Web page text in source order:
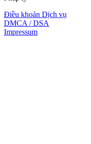
Điều khoản Dịch vụ
DMCA / DSA
Impressum